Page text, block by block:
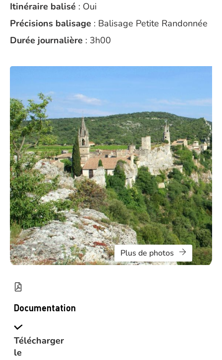
Itinéraire balisé : Oui
Précisions balisage : Balisage Petite Randonnée
Durée journalière : 3h00
Plus de photos
Documentation
Télécharger
le